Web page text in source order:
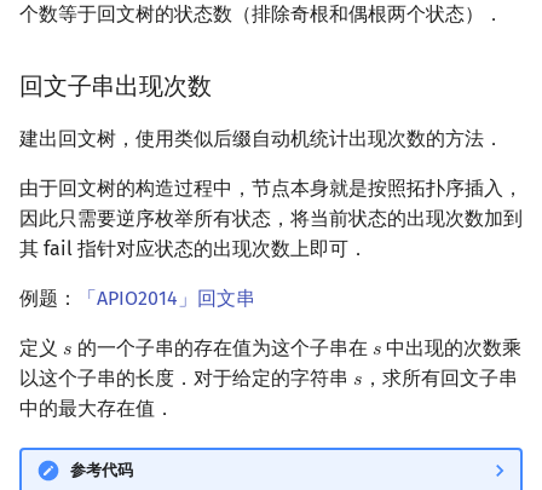
个数等于回文树的状态数（排除奇根和偶根两个状态）．
回文子串出现次数
建出回文树，使用类似后缀自动机统计出现次数的方法．
由于回文树的构造过程中，节点本身就是按照拓扑序插入，
因此只需要逆序枚举所有状态，将当前状态的出现次数加到
其 fail 指针对应状态的出现次数上即可．
例题： 「APIO2014」回文串
定义 𝑠
s 的一个子串的存在值为这个子串在 𝑠
s 中出现的次数乘
以这个子串的长度．对于给定的字符串 𝑠
s ，求所有回文子串
中的最大存在值．
参考代码